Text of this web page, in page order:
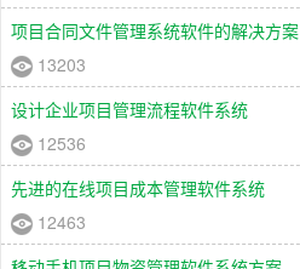
项目合同文件管理系统软件的解决方案
13203
设计企业项目管理流程软件系统
12536
先进的在线项目成本管理软件系统
12463